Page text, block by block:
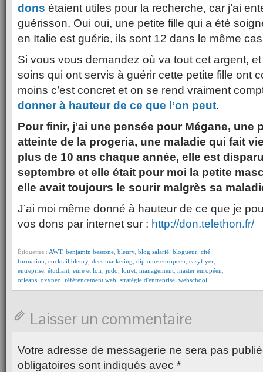
dons étaient utiles pour la recherche, car j’ai
guérisson. Oui oui, une petite fille qui a été
en Italie est guérie, ils sont 12 dans le même
Si vous vous demandez où va tout cet argent,
soins qui ont servis à guérir cette petite fille ont
moins c’est concret et on se rend vraiment
donner à hauteur de ce que l’on peut.
Pour finir, j’ai une pensée pour Mégane, une
atteinte de la progeria, une maladie qui fait
plus de 10 ans chaque année, elle est
septembre et elle était pour moi la petite
elle avait toujours le sourir malgrès sa
J’ai moi même donné à hauteur de ce que je
vos dons par internet sur : http://don.telethon.fr/
Étiquettes : AWT, benjamin bessone bleury, blog salarié blogueur cité
formation cocktail bleury, dees marketing diplome europeen easyflyer
entreprise étudiant eure et loir judo loiret management master européen
orleans oxyneo référencement web stratégie d'entreprise webschool
Laisser un commentaire
Votre adresse de messagerie ne sera pas
obligatoires sont indiqués avec *